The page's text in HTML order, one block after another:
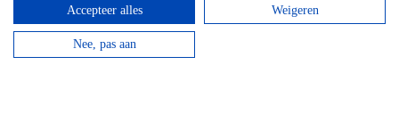
bekijkenAccepteer alles Weigeren
Nee, pas aan